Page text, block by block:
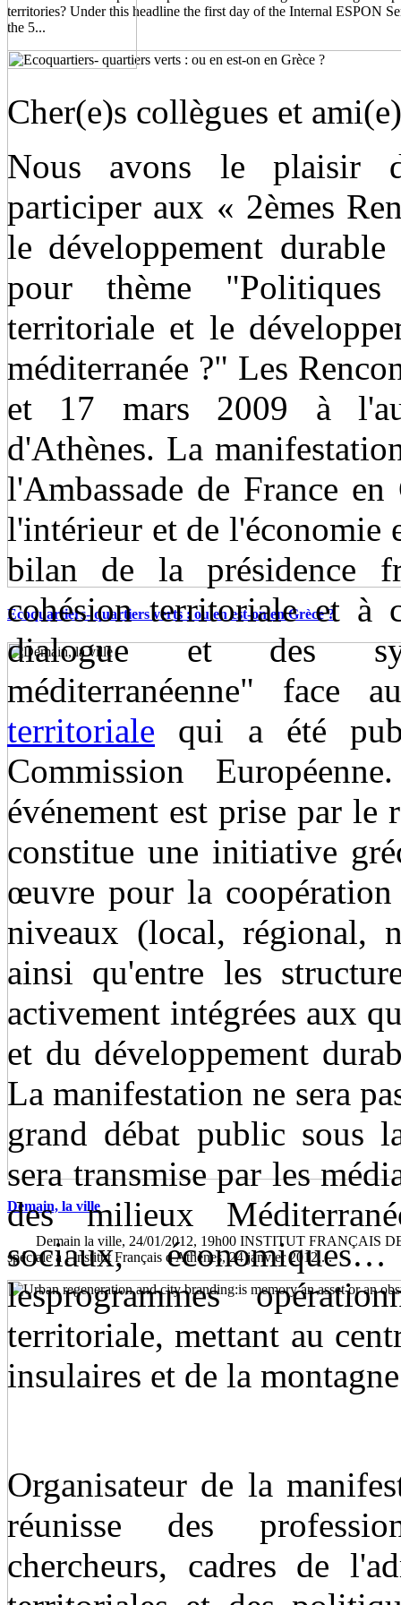
territories? Under this headline the first day of the Internal ESPON
the 5...
Ecoquartiers- quartiers verts : ou en est-on en Grèce ?
Demain, la ville
Demain la ville, 24/01/2012, 19h00 INSTITUT FRANÇAIS
spéciale à l Institut Français d Athènes, 24 janvier 2012,...
Cher(e)s collègues et
Nous avons le plaisir
participer aux « 2èmes
le développement
pour thème
territoriale et le
méditerranée ?" Les
et 17 mars 2009 à
d'Athènes. La
l'Ambassade de France
l'intérieur et de l'économie
bilan de la présidence
cohésion territoriale et à
dialogue et des
méditerranéenne" face
territoriale qui a été
Commission
événement est prise par
constitue une initiative
œuvre pour la
niveaux (local, régional,
ainsi qu'entre les
activement intégrées aux
et du développement
La manifestation ne sera
grand débat public sous
sera transmise par les
des milieux
sociaux,
lesprogrammes
territoriale, mettant au
insulaires et de la
Organisateur de la
réunisse des
chercheurs, cadres de